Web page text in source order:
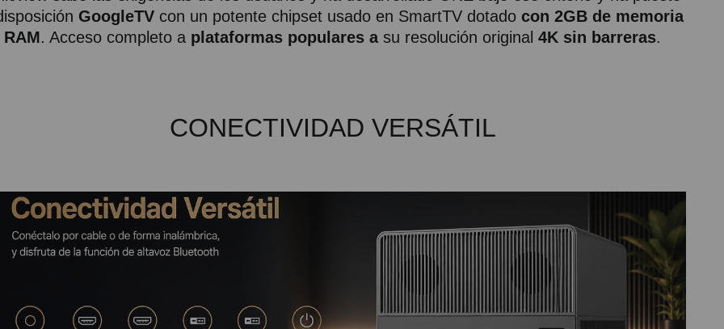
GoogleTV con un potente chipset usado en SmartTV dotado con 2GB de memoria
RAM. Acceso completo a plataformas populares a su resolución original 4K sin barreras.
CONECTIVIDAD VERSÁTIL